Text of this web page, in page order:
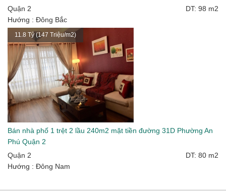
Quận 2
DT: 98 m2
Hướng : Đông Bắc
11.8 Tỷ (147 Triệu/m2)
Bán nhà phố 1 trệt 2 lầu 240m2 mặt tiền đường 31D Phường An
Phú Quận 2
Quận 2
DT: 80 m2
Hướng : Đông Nam